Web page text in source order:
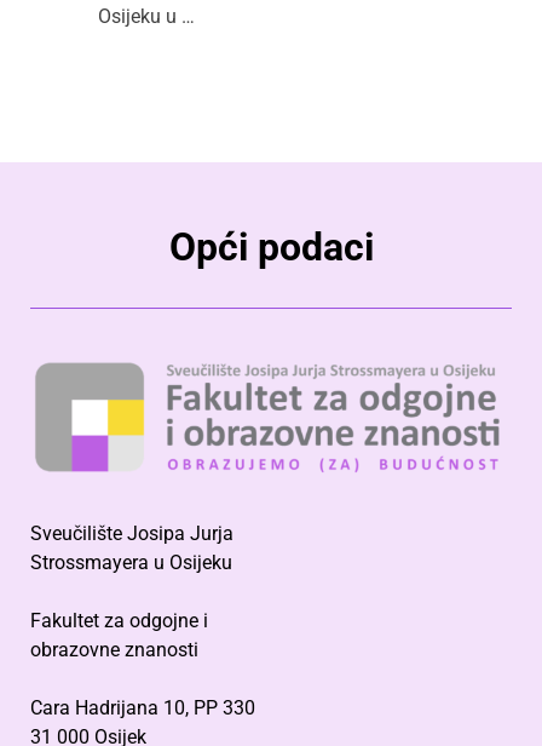
Osijeku u …
Opći podaci
Sveučilište Josipa Jurja
Strossmayera u Osijeku
Fakultet za odgojne i
obrazovne znanosti
Cara Hadrijana 10, PP 330
31 000 Osijek